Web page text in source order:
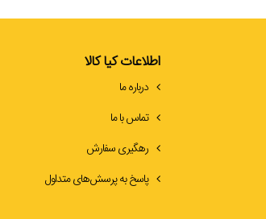
اطلاعات کیا کالا
درباره ما
تماس با ما
رهگیری سفارش
پاسخ به پرسش‌های متداول